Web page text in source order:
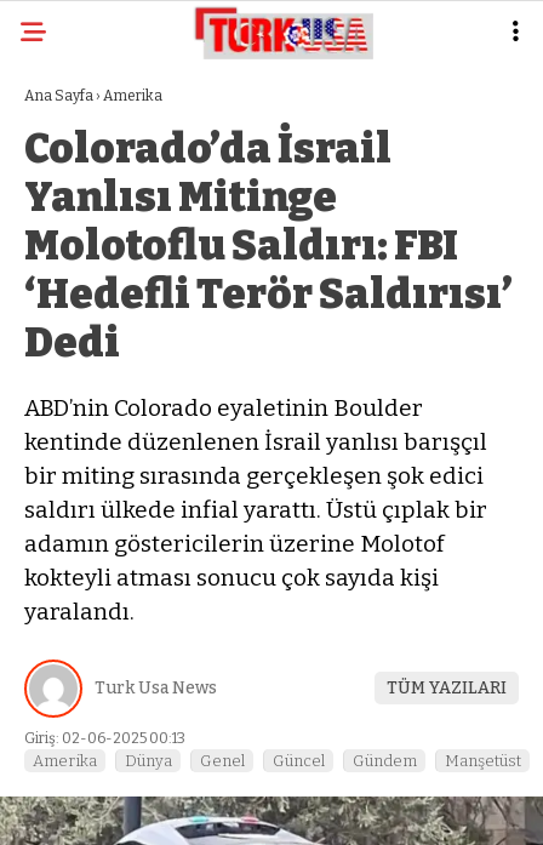
Ana Sayfa › Amerika
Colorado’da İsrail
Yanlısı Mitinge
Molotoflu Saldırı: FBI
‘Hedefli Terör Saldırısı’
Dedi
ABD’nin Colorado eyaletinin Boulder
kentinde düzenlenen İsrail yanlısı barışçıl
bir miting sırasında gerçekleşen şok edici
saldırı ülkede infial yarattı. Üstü çıplak bir
adamın göstericilerin üzerine Molotof
kokteyli atması sonucu çok sayıda kişi
yaralandı.
Turk Usa News TÜM YAZILARI
Giriş: 02-06-2025 00:13
Amerika Dünya Genel Güncel Gündem Manşetüst